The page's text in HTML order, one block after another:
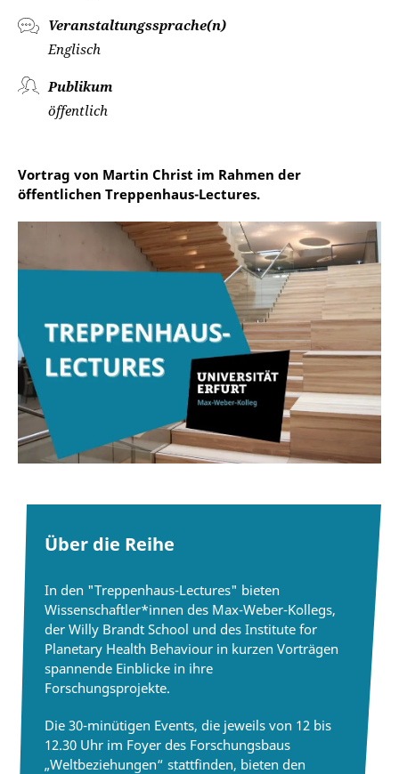
Veranstaltungssprache(n)
Englisch
Publikum
öffentlich
Vortrag von Martin Christ im Rahmen der
öffentlichen Treppenhaus-Lectures.
Über die Reihe
In den "Treppenhaus-Lectures" bieten
Wissenschaftler*innen des Max-Weber-Kollegs,
der Willy Brandt School und des Institute for
Planetary Health Behaviour in kurzen Vorträgen
spannende Einblicke in ihre
Forschungsprojekte.
Die 30-minütigen Events, die jeweils von 12 bis
12.30 Uhr im Foyer des Forschungsbaus
„Weltbeziehungen“ stattfinden, bieten den